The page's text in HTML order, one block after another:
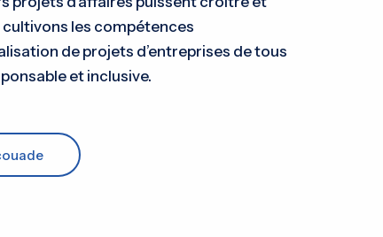
cultivons les compétences
de projets d’entreprises de tous
et inclusive.